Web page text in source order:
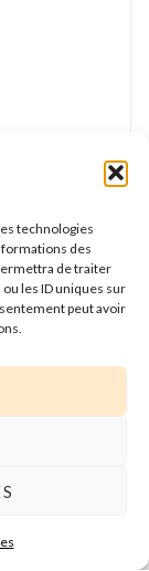
technologies
des
de traiter
les ID uniques sur
peut avoir
rendent ce